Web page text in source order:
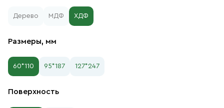
Дерево МДФ ХДФ
Размеры, мм
60*110 95*187 127*247
Поверхность